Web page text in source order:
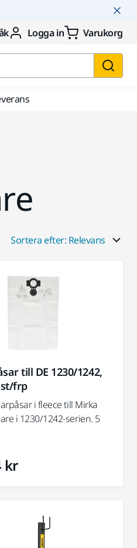
Logga in Varukorg
Sortera efter: Relevans
till DE 1230/1242,
st/frp
i fleece till Mirka
i 1230/1242-serien. 5
kr